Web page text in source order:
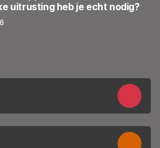
uitrusting heb je echt nodig?